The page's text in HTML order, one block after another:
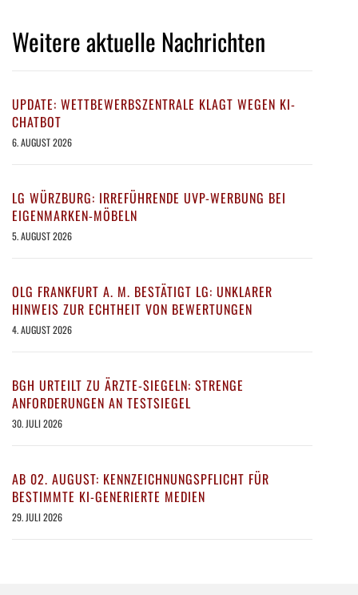
Weitere aktuelle Nachrichten
UPDATE: WETTBEWERBSZENTRALE KLAGT WEGEN KI-
CHATBOT
6. AUGUST 2026
LG WÜRZBURG: IRREFÜHRENDE UVP-WERBUNG BEI
EIGENMARKEN-MÖBELN
5. AUGUST 2026
OLG FRANKFURT A. M. BESTÄTIGT LG: UNKLARER
HINWEIS ZUR ECHTHEIT VON BEWERTUNGEN
4. AUGUST 2026
BGH URTEILT ZU ÄRZTE-SIEGELN: STRENGE
ANFORDERUNGEN AN TESTSIEGEL
30. JULI 2026
AB 02. AUGUST: KENNZEICHNUNGSPFLICHT FÜR
BESTIMMTE KI-GENERIERTE MEDIEN
29. JULI 2026